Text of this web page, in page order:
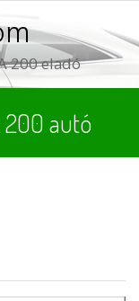
200 eladó
200 autó